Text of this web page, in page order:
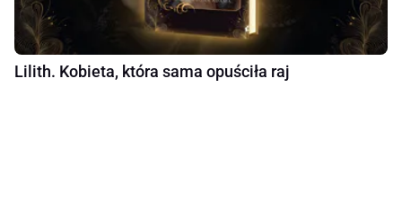
Lilith. Kobieta, która sama opuściła raj